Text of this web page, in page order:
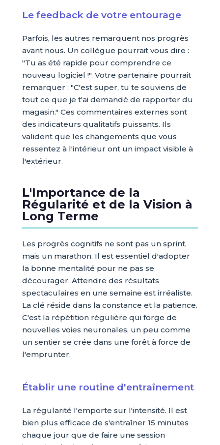
Le feedback de votre entourage
Parfois, les autres remarquent nos progrès
avant nous. Un collègue pourrait vous dire :
"Tu as été rapide pour comprendre ce
nouveau logiciel !". Votre partenaire pourrait
remarquer : "C'est super, tu te souviens de
tout ce que je t'ai demandé de rapporter du
magasin." Ces commentaires externes sont
des indicateurs qualitatifs puissants. Ils
valident que les changements que vous
ressentez à l'intérieur ont un impact visible à
l'extérieur.
L'Importance de la
Régularité et de la Vision à
Long Terme
Les progrès cognitifs ne sont pas un sprint,
mais un marathon. Il est essentiel d'adopter
la bonne mentalité pour ne pas se
décourager. Attendre des résultats
spectaculaires en une semaine est irréaliste.
La clé réside dans la constance et la patience.
C'est la répétition régulière qui forge de
nouvelles voies neuronales, un peu comme
un sentier se crée dans une forêt à force de
l'emprunter.
Établir une routine d'entraînement
La régularité l'emporte sur l'intensité. Il est
bien plus efficace de s'entraîner 15 minutes
chaque jour que de faire une session